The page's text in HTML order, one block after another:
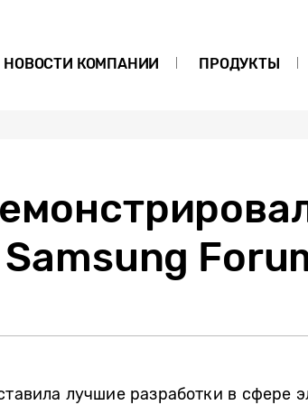
НОВОСТИ КОМПАНИИ ПРОДУКТЫ
лучшие разработки в сфере